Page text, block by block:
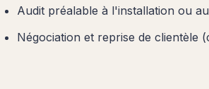
Audit préalable à l'installation ou
Négociation et reprise de clientèle